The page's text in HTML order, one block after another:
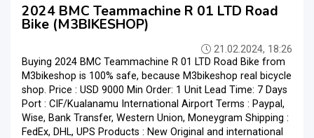
2024 BMC Teammachine R 01 LTD Road
Bike (M3BIKESHOP)
21.02.2024, 18:26
Buying 2024 BMC Teammachine R 01 LTD Road Bike from
M3bikeshop is 100% safe, because M3bikeshop real bicycle
shop. Price : USD 9000 Min Order: 1 Unit Lead Time: 7 Days
Port : CIF/Kualanamu International Airport Terms : Paypal,
Wise, Bank Transfer, Western Union, Moneygram Shipping :
FedEx, DHL, UPS Products : New Original and international